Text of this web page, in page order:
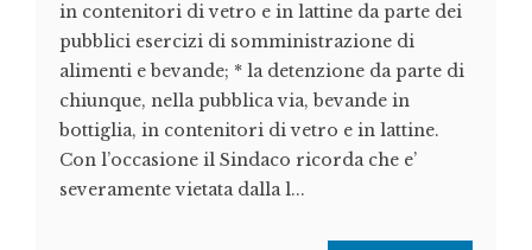
in contenitori di vetro e in lattine da parte dei
pubblici esercizi di somministrazione di
alimenti e bevande; * la detenzione da parte di
chiunque, nella pubblica via, bevande in
bottiglia, in contenitori di vetro e in lattine.
Con l’occasione il Sindaco ricorda che e’
severamente vietata dalla l...